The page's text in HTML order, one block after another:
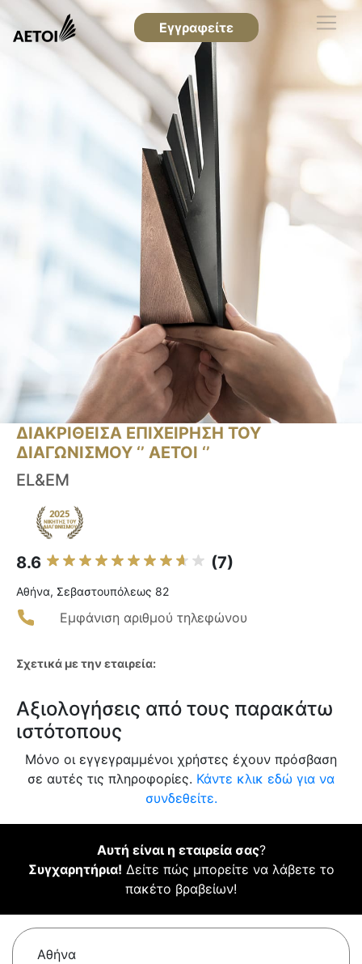
Εγγραφείτε
ΔΙΑΚΡΙΘΕΙΣΑ ΕΠΙΧΕΙΡΗΣΗ ΤΟΥ
ΔΙΑΓΩΝΙΣΜΟΥ ‘’ ΑΕΤΟΙ ‘’
EL&EM
8.6 (7)
Αθήνα, Σεβαστουπόλεως 82
Εμφάνιση αριθμού τηλεφώνου
Σχετικά με την εταιρεία:
Αξιολογήσεις από τους παρακάτω
ιστότοπους
Μόνο οι εγγεγραμμένοι χρήστες έχουν πρόσβαση
σε αυτές τις πληροφορίες. Κάντε κλικ εδώ για να
συνδεθείτε.
Αυτή είναι η εταιρεία σας?
Συγχαρητήρια! Δείτε πώς μπορείτε να λάβετε το
πακέτο βραβείων!
Αθήνα